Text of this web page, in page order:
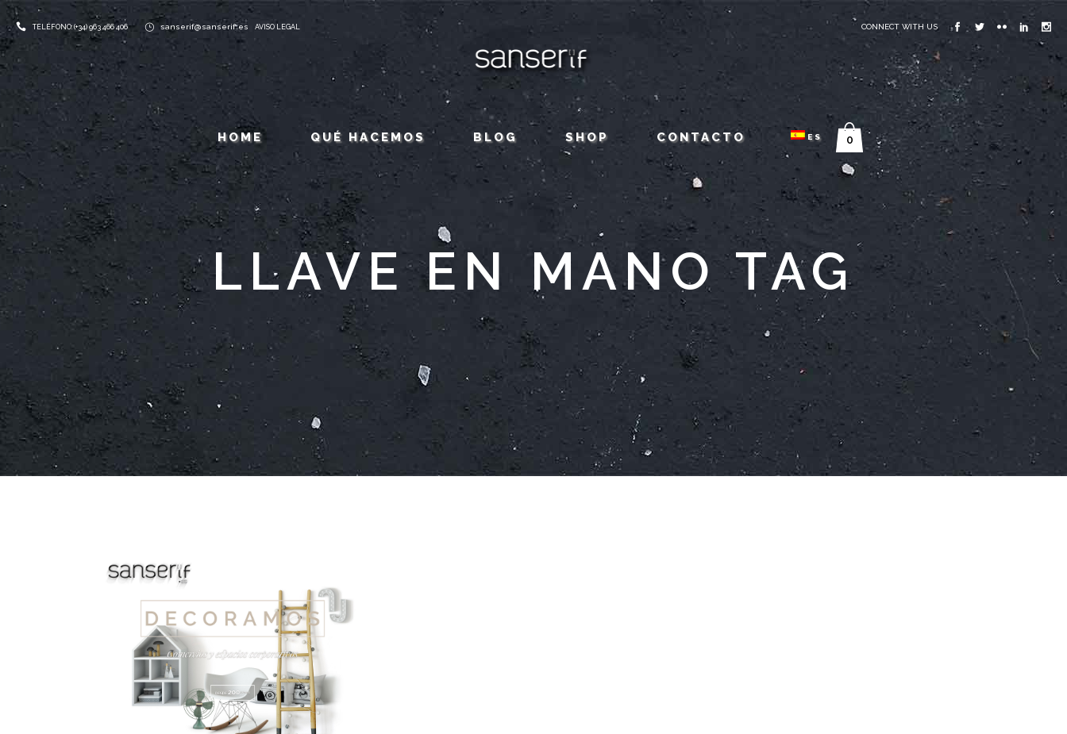
TELÉFONO: (+34) 963 466 406 sanserif@sanserif.es AVISO LEGAL CONNECT WITH US
HOME QUÉ HACEMOS BLOG SHOP CONTACTO ES 0
LLAVE EN MANO TAG